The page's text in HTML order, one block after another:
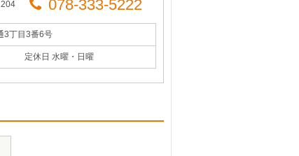
078-333-5222
3丁目3番6号
定休日 水曜・日曜